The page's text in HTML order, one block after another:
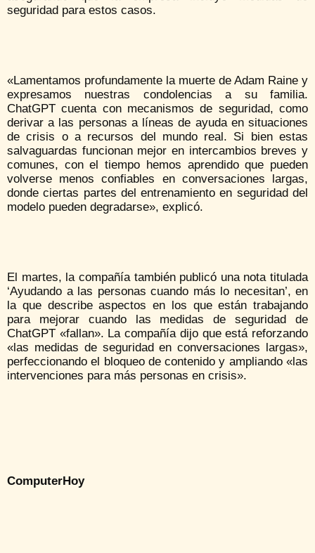
seguridad para estos casos.
«Lamentamos profundamente la muerte de Adam Raine y
expresamos nuestras condolencias a su familia.
ChatGPT cuenta con mecanismos de seguridad, como
derivar a las personas a líneas de ayuda en situaciones
de crisis o a recursos del mundo real. Si bien estas
salvaguardas funcionan mejor en intercambios breves y
comunes, con el tiempo hemos aprendido que pueden
volverse menos confiables en conversaciones largas,
donde ciertas partes del entrenamiento en seguridad del
modelo pueden degradarse», explicó.
El martes, la compañía también publicó una nota titulada
‘Ayudando a las personas cuando más lo necesitan’, en
la que describe aspectos en los que están trabajando
para mejorar cuando las medidas de seguridad de
ChatGPT «fallan». La compañía dijo que está reforzando
«las medidas de seguridad en conversaciones largas»,
perfeccionando el bloqueo de contenido y ampliando «las
intervenciones para más personas en crisis».
ComputerHoy